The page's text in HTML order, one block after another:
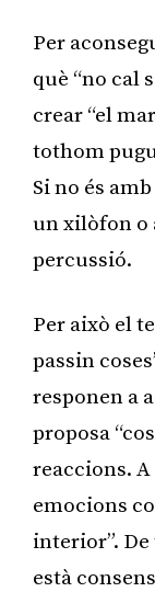
Per
què “no cal
crear “el
tothom
Si no és
un xilòfon o
percussió.
Per això el
passin
responen a
proposa
reaccions.
emocions
interior”.
està